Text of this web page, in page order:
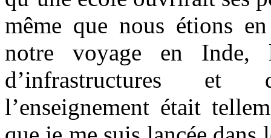
même que nous étions
notre voyage en Inde,
d’infrastructures et
l’enseignement était